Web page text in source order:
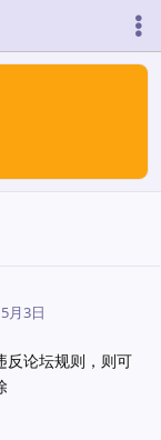
5月3日
反论坛规则，则可